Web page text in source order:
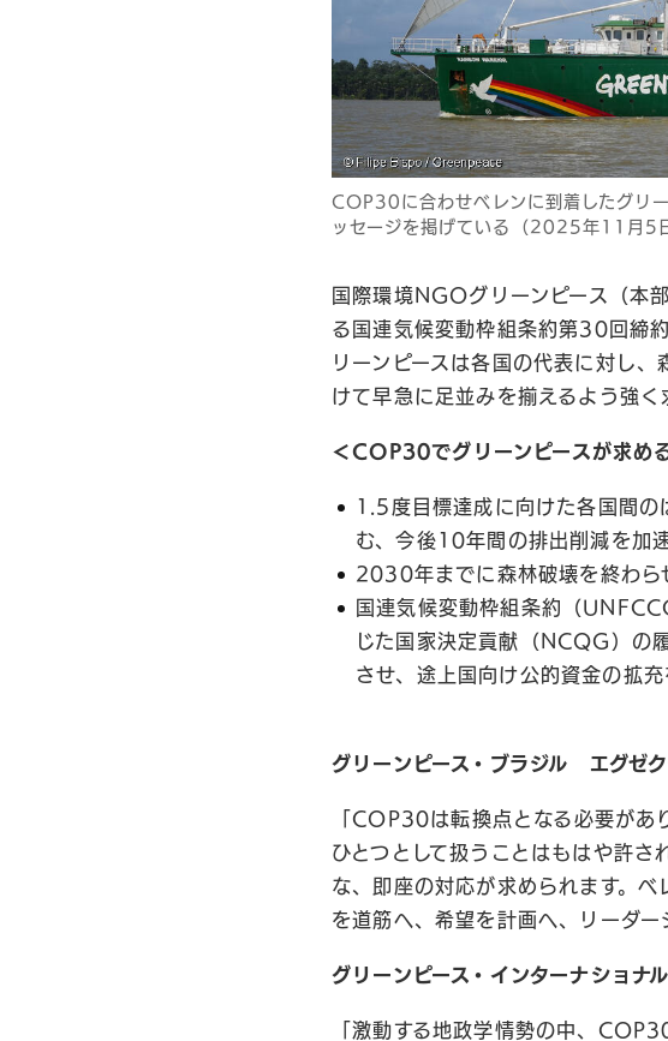
COP30に合わせベレンに到着したグリ
ッセージを掲げている（2025年11月5
国際環境NGOグリーンピース（本
る国連気候変動枠組条約第30回締
リーンピースは各国の代表に対し
けて早急に足並みを揃えるよう強く
＜COP30でグリーンピースが求め
1.5度目標達成に向けた各国間の
む、今後10年間の排出削減を加
2030年までに森林破壊を終わら
国連気候変動枠組条約（
じた国家決定貢献（NCQG）の
させ、途上国向け公的資金の拡充
グリーンピース・ブラジル エグゼ
「COP30は転換点となる必要があ
ひとつとして扱うことはもはや許さ
な、即座の対応が求められます。
を道筋へ、希望を計画へ、リーダ
グリーンピース・インターナショナ
「激動する地政学情勢の中、